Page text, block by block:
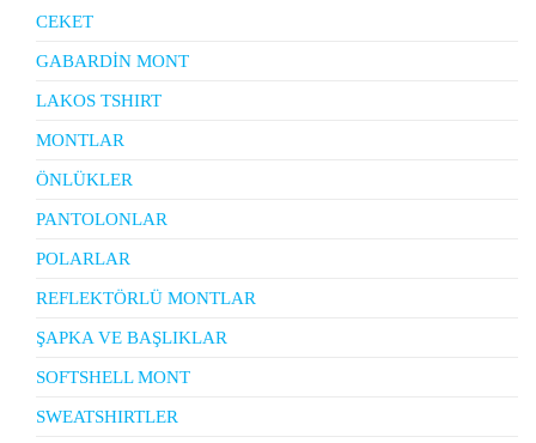
CEKET
GABARDİN MONT
LAKOS TSHIRT
MONTLAR
ÖNLÜKLER
PANTOLONLAR
POLARLAR
REFLEKTÖRLÜ MONTLAR
ŞAPKA VE BAŞLIKLAR
SOFTSHELL MONT
SWEATSHIRTLER